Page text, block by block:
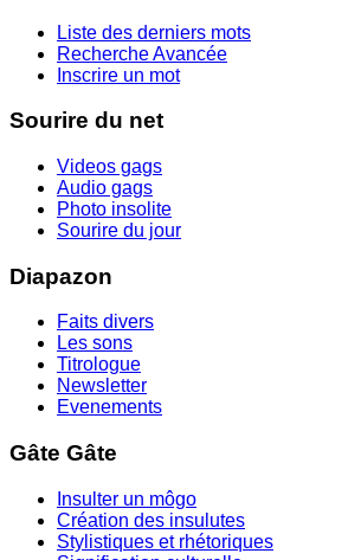
Liste des derniers mots
Recherche Avancée
Inscrire un mot
Sourire du net
Videos gags
Audio gags
Photo insolite
Sourire du jour
Diapazon
Faits divers
Les sons
Titrologue
Newsletter
Evenements
Gâte Gâte
Insulter un môgo
Création des insulutes
Stylistiques et rhétoriques